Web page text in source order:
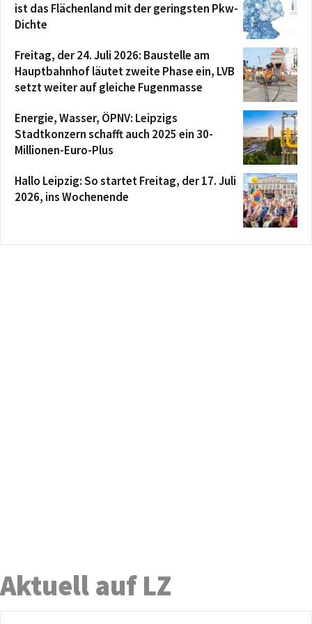
ist das Flächenland mit der geringsten Pkw-
Dichte
Freitag, der 24. Juli 2026: Baustelle am
Hauptbahnhof läutet zweite Phase ein, LVB
setzt weiter auf gleiche Fugenmasse
Energie, Wasser, ÖPNV: Leipzigs
Stadtkonzern schafft auch 2025 ein 30-
Millionen-Euro-Plus
Hallo Leipzig: So startet Freitag, der 17. Juli
2026, ins Wochenende
Aktuell auf LZ